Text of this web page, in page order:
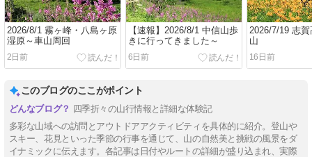
2026/8/1 霧ヶ峰・八島ヶ原
湿原～車山周回
2日前
【速報】2026/8/1 中信山歩
きに行ってきました～
6日前
2026/7/19 志
山
16日前
このブログのここがポイント
四季折々の山行情報と詳細な体験記
多彩な山域への訪問とアウトドアアクティビティを具体的に紹介。登山や
スキー、花見といった季節の行事を通じて、山の自然美と挑戦の風景をダ
イナミックに伝えます。各記事は日付やルートの詳細が盛り込まれ、実際